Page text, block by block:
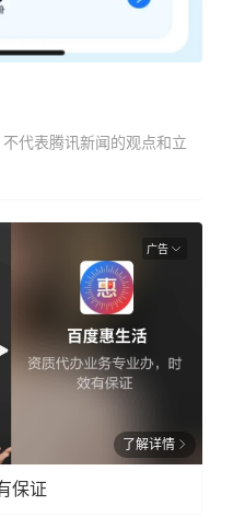
代表腾讯新闻的观点和立
广告
了解详情
保证